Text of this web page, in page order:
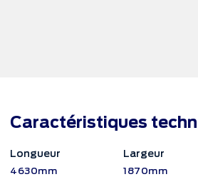
Caractéristiques
Longueur
4630mm
Largeur
1870mm